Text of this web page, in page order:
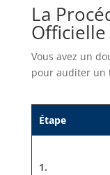
La
Officielle
Vous avez un
pour auditer un
Étape
1.